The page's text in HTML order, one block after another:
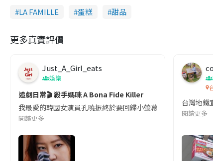
LA FAMILLE
蛋糕 甜品
更多真實評價
Just_A_Girl_eats
娛樂
追劇日常🎬 殺手媽咪 A Bona Fide Killer
我最愛的韓國女演員孔曉振終於要回歸小螢幕啦!這次的劇本改編
閱讀更多
co
吹
台灣
台灣地鐵宣
閱讀更多